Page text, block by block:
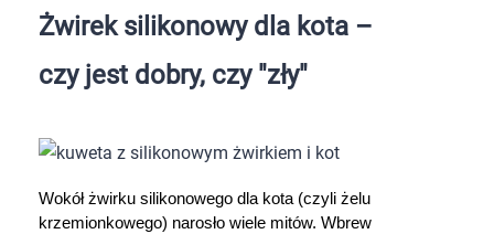
Dziecko
Higiena
Żwirek silikonowy dla kota –
czy jest dobry, czy "zły"
Wokół żwirku silikonowego dla kota (czyli żelu
krzemionkowego) narosło wiele mitów. Wbrew